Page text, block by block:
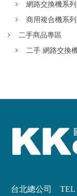
網路交換機系列
商用複合機系列
二手商品專區
二手 網路交換
台北總公司 TEL